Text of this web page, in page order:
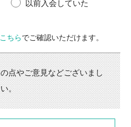
以前入会していた
こちらでご確認いただけます。
点やご意見などございまし
。